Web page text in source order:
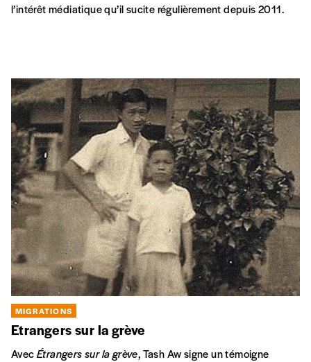
l’intérêt médiatique qu’il sucite régulièrement depuis 2011.
MIGRATIONS
Etrangers sur la grève
AvecÉtrangers sur la grève, Tash Aw signe un témoigne